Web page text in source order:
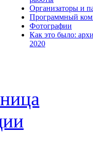
Организаторы и
Программный
Фотографии
Как это было:
2020